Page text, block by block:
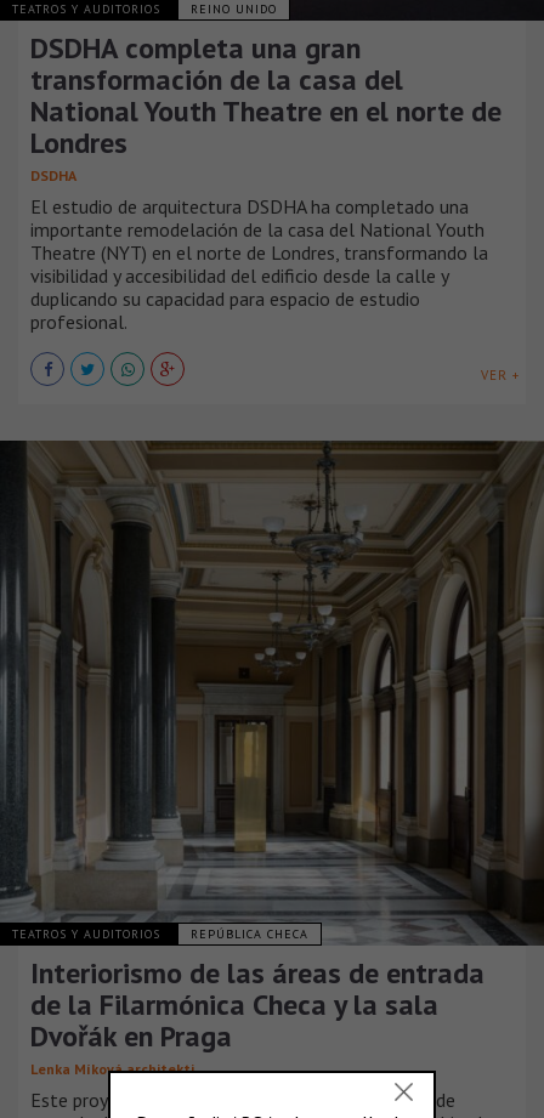
TEATROS Y AUDITORIOS REINO UNIDO
DSDHA completa una gran
transformación de la casa del
National Youth Theatre en el norte de
Londres
DSDHA
El estudio de arquitectura DSDHA ha completado una
importante remodelación de la casa del National Youth
Theatre (NYT) en el norte de Londres, transformando la
visibilidad y accesibilidad del edificio desde la calle y
duplicando su capacidad para espacio de estudio
profesional.
VER +
TEATROS Y AUDITORIOS REPÚBLICA CHECA
Interiorismo de las áreas de entrada
de la Filarmónica Checa y la sala
Dvořák en Praga
Lenka Míková architekti
Este proyecto crea nuevos interiores en las áreas de